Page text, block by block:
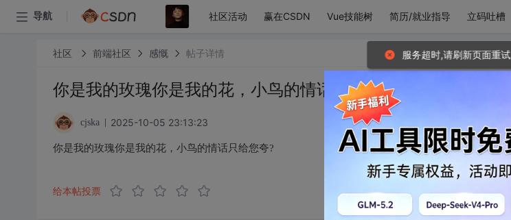
导航 社区活动 赢在CSDN Vue技能树 简历/就业指导 立码吐槽
社区 前端社区 感慨 帖子详情
你是我的玫瑰你是我的花，小鸟的情话只给您夸?
cjska 2025-10-05 23:13:23
你是我的玫瑰你是我的花，小鸟的情话只给您夸?
给本帖投票
服务超时,请刷新页面重试